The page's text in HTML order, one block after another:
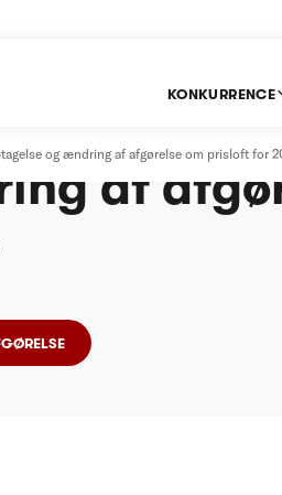
KONKURRENCE
og ændring af afgørelse om prisloft for
af